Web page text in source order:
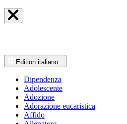
Edition italiano
Dipendenza
Adolescente
Adozione
Adorazione eucaristica
Affido